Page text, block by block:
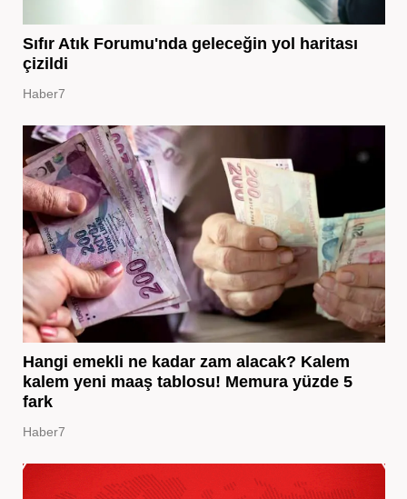
Sıfır Atık Forumu'nda geleceğin yol haritası
çizildi
Haber7
Hangi emekli ne kadar zam alacak? Kalem
kalem yeni maaş tablosu! Memura yüzde 5
fark
Haber7